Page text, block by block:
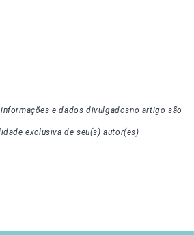
e dados divulgadosno artigosão
exclusiva de seu(s) autor(es)